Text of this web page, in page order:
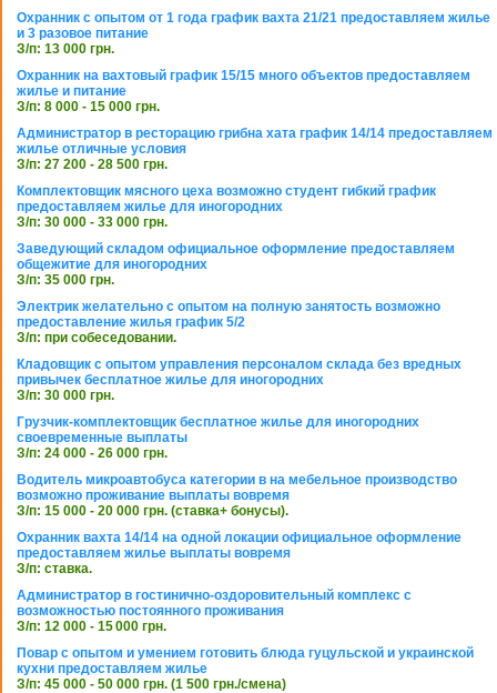
Охранник с опытом от 1 года график вахта 21/21 предоставляем жилье
и 3 разовое питание
З/п: 13 000 грн.
Охранник на вахтовый график 15/15 много объектов предоставляем
жилье и питание
З/п: 8 000 - 15 000 грн.
Администратор в ресторацию грибна хата график 14/14 предоставляем
жилье отличные условия
З/п: 27 200 - 28 500 грн.
Комплектовщик мясного цеха возможно студент гибкий график
предоставляем жилье для иногородних
З/п: 30 000 - 33 000 грн.
Заведующий складом официальное оформление предоставляем
общежитие для иногородних
З/п: 35 000 грн.
Электрик желательно с опытом на полную занятость возможно
предоставление жилья график 5/2
З/п: при собеседовании.
Кладовщик с опытом управления персоналом склада без вредных
привычек бесплатное жилье для иногородних
З/п: 30 000 грн.
Грузчик-комплектовщик бесплатное жилье для иногородних
своевременные выплаты
З/п: 24 000 - 26 000 грн.
Водитель микроавтобуса категории в на мебельное производство
возможно проживание выплаты вовремя
З/п: 15 000 - 20 000 грн. (ставка+ бонусы).
Охранник вахта 14/14 на одной локации официальное оформление
предоставляем жилье выплаты вовремя
З/п: ставка.
Администратор в гостинично-оздоровительный комплекс с
возможностью постоянного проживания
З/п: 12 000 - 15 000 грн.
Повар с опытом и умением готовить блюда гуцульской и украинской
кухни предоставляем жилье
З/п: 45 000 - 50 000 грн. (1 500 грн./смена)